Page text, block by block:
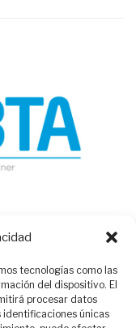
tecnologías como las
del dispositivo. El
procesar datos
identificaciones únicas